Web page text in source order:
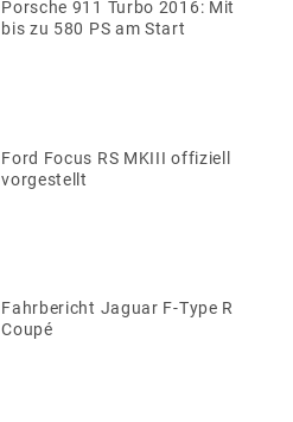
Porsche 911 Turbo 2016: Mit
bis zu 580 PS am Start
Ford Focus RS MKIII offiziell
vorgestellt
Fahrbericht Jaguar F-Type R
Coupé